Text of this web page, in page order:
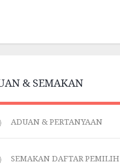
& SEMAKAN
ADUAN & PERTANYAAN
SEMAKAN DAFTAR PEMILIH